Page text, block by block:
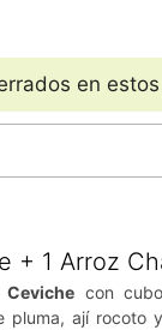
en
+ 1 Arroz
Ceviche con
pluma, ají rocoto